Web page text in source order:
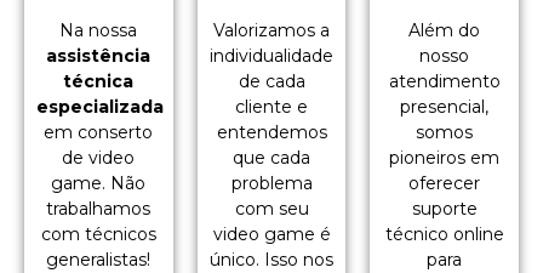
Na nossa
assistência
técnica
especializada
em conserto
de video
game. Não
trabalhamos
com técnicos
generalistas!
Valorizamos a
individualidade
de cada
cliente e
entendemos
que cada
problema
com seu
video game é
único. Isso nos
Além do
nosso
atendimento
presencial,
somos
pioneiros em
oferecer
suporte
técnico online
para